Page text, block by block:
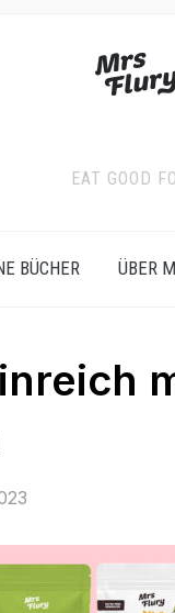
EAT GOOD
BÜCHER ÜBER